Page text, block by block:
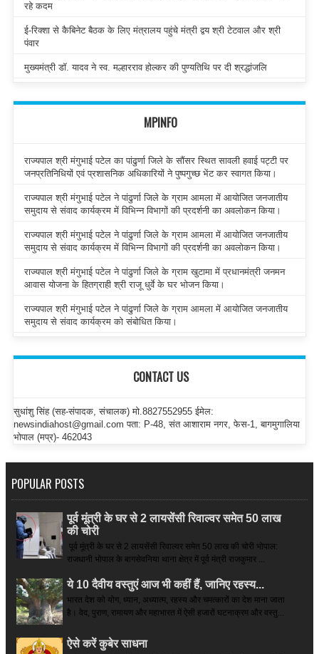
रहे कदम
ई-रिक्शा से कैबिनेट बैठक के लिए मंत्रालय पहुंचे मंत्री द्वय श्री टेटवाल और श्री
पंवार
मुख्यमंत्री डॉ. यादव ने स्व. मल्हारराव होल्कर की पुण्यतिथि पर दी श्रद्धांजलि
MPINFO
राज्यपाल श्री मंगुभाई पटेल का पांढुर्णा जिले के सौंसर स्थित सावली हवाई पट्टी पर
जनप्रतिनिधियों एवं प्रशासनिक अधिकारियों ने पुष्पगुच्छ भेंट कर स्वागत किया।
राज्यपाल श्री मंगुभाई पटेल ने पांढुर्णा जिले के ग्राम आमला में आयोजित जनजातीय
समुदाय से संवाद कार्यक्रम में विभिन्न विभागों की प्रदर्शनी का अवलोकन किया।
राज्यपाल श्री मंगुभाई पटेल ने पांढुर्णा जिले के ग्राम आमला में आयोजित जनजातीय
समुदाय से संवाद कार्यक्रम में विभिन्न विभागों की प्रदर्शनी का अवलोकन किया।
राज्यपाल श्री मंगुभाई पटेल ने पांढुर्णा जिले के ग्राम खुटामा में प्रधानमंत्री जनमन
आवास योजना के हितग्राही श्री राजू धुर्वे के घर भोजन किया।
राज्यपाल श्री मंगुभाई पटेल ने पांढुर्णा जिले के ग्राम आमला में आयोजित जनजातीय
समुदाय से संवाद कार्यक्रम को संबोधित किया।
CONTACT US
सुधांशु सिंह (सह-संपादक, संचालक) मो.8827552955 ईमेल:
newsindiahost@gmail.com पता: P-48, संत आशाराम नगर, फेस-1, बागमुगालिया
भोपाल (मप्र)- 462043
POPULAR POSTS
पूर्व मूंत्री के घर से 2 लायसेंसी रिवाल्वर समेत 50 लाख
की चोरी
पूर्व मूंत्री के घर से 2 लायसेंसी रिवाल्वर समेत 50 लाख की चोरी भोपाल:
राजधानी भोपाल के बागसेवनिया थाना क्षेत्र में पूर्व मंत्री राजकुमार ...
ये 10 दैवीय वस्तुएं आज भी कहीं हैं, जानिए रहस्य...
भारत देश को योग, ध्यान, अध्यात्म, रहस्य और चमत्कारों का देश माना जाता
है। वेद, पुराण, रामायण और महाभारत में ऐसी हजारों घटनाक्रम और वस्तु...
ऐसे करें कुबेर साधना